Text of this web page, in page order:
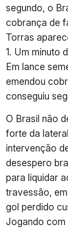
segundo, o
cobrança de
Torras
1. Um minuto
Em lance
emendou
conseguiu
O Brasil não
forte da
intervenção
desespero
para liquidar
travessão,
gol perdido
Jogando